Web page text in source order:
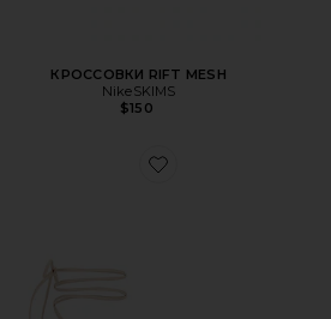
КРОССОВКИ RIFT MESH
NikeSKIMS
$150
Favorite САНДАЛИИ BRISA